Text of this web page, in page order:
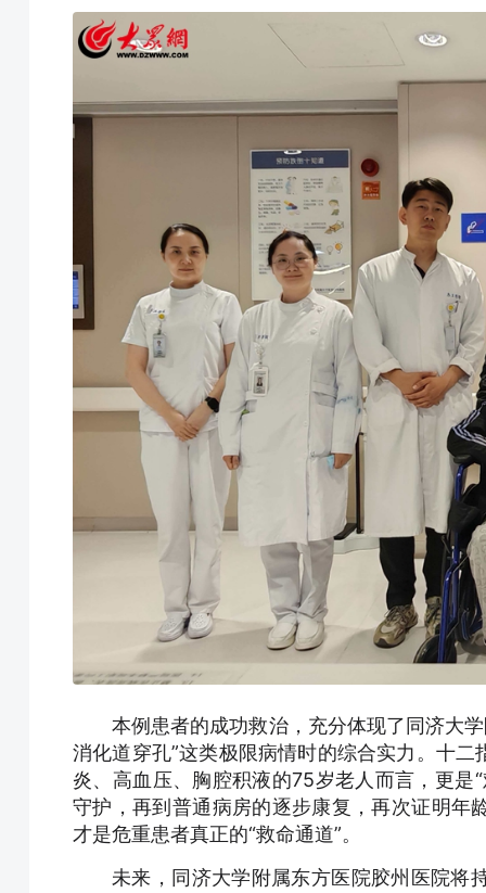
本例患者的成功救治，充分体现了同济大
消化道穿孔”这类极限病情时的综合实力。十
炎、高血压、胸腔积液的75岁老人而言，更是
守护，再到普通病房的逐步康复，再次证明年
才是危重患者真正的“救命通道”。
未来，同济大学附属东方医院胶州医院将